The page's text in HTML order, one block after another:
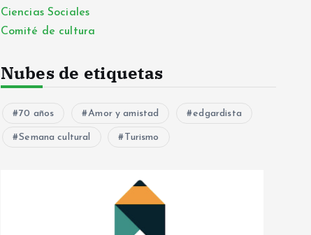
Ciencias Sociales
Comité de cultura
Nubes de etiquetas
70 años Amor y amistad edgardista
Semana cultural Turismo